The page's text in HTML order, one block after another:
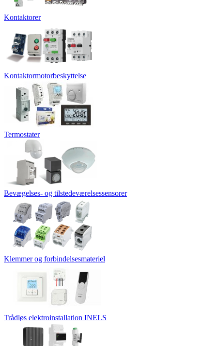
Kontaktorer
Kontaktormotorbeskyttelse
Termostater
Bevægelses- og tilstedeværelsessensorer
Klemmer og forbindelsesmateriel
Trådløs elektroinstallation INELS